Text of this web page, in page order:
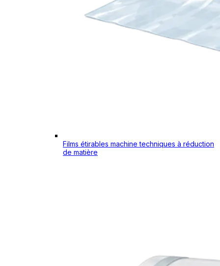
Films étirables machine techniques à réduction
de matière